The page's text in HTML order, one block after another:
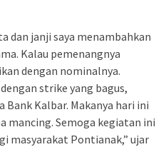
dan janji saya menambahkan
Kalau pemenangnya
dengan nominalnya.
strike yang bagus,
Kalbar. Makanya hari ini
mancing. Semoga kegiatan ini
masyarakat Pontianak,” ujar